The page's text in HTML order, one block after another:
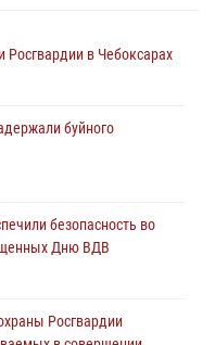
Росгвардии в Чебоксарах
буйного
безопасность во
Дню ВДВ
Росгвардии